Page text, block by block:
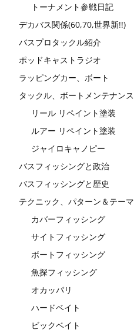
トーナメント参戦日記
デカバス関係(60,70,世界新!!)
バスプロタックル紹介
ポッドキャストラジオ
ラッピングカー、ボート
タックル、ボートメンテナンス
リール リペイント塗装
ルアー リペイント塗装
ジャイロキャノピー
バスフィッシングと政治
バスフィッシングと歴史
テクニック、パターン＆テーマ
カバーフィッシング
サイトフィッシング
ボートフィッシング
魚探フィッシング
オカッパリ
ハードベイト
ビックベイト